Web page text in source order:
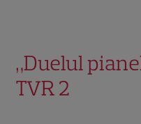
„Duelul
TVR 2